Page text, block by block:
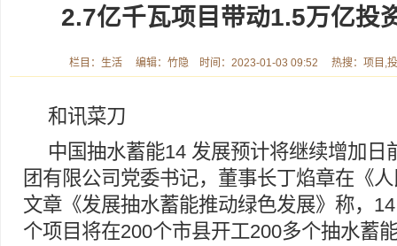
2.7亿千瓦项目带动1.5万亿投
栏目：生活 编辑：竹隐 时间：2023-01-03 09:52 热搜：项目,
和讯菜刀
中国抽水蓄能14 发展预计将继续增加日
团有限公司党委书记，董事长丁焰章在《
文章《发展抽水蓄能推动绿色发展》称，
个项目将在200个市县开工200多个抽水蓄